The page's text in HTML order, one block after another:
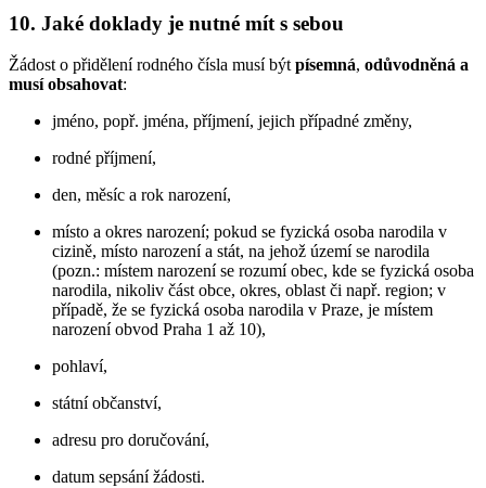
10. Jaké doklady je nutné mít s sebou
Žádost o přidělení rodného čísla musí být písemná, odůvodněná a
musí obsahovat:
jméno, popř. jména, příjmení, jejich případné změny,
rodné příjmení,
den, měsíc a rok narození,
místo a okres narození; pokud se fyzická osoba narodila v
cizině, místo narození a stát, na jehož území se narodila
(pozn.: místem narození se rozumí obec, kde se fyzická osoba
narodila, nikoliv část obce, okres, oblast či např. region; v
případě, že se fyzická osoba narodila v Praze, je místem
narození obvod Praha 1 až 10),
pohlaví,
státní občanství,
adresu pro doručování,
datum sepsání žádosti.